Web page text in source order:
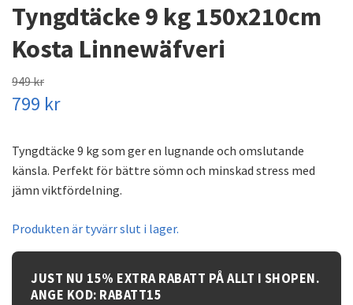
Tyngdtäcke 9 kg 150x210cm
Kosta Linnewäfveri
949 kr
799 kr
Tyngdtäcke 9 kg som ger en lugnande och omslutande
känsla. Perfekt för bättre sömn och minskad stress med
jämn viktfördelning.
Produkten är tyvärr slut i lager.
JUST NU 15% EXTRA RABATT PÅ ALLT I SHOPEN.
ANGE KOD: RABATT15